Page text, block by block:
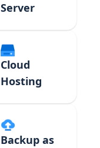
Server
Cloud
Hosting
Backup as